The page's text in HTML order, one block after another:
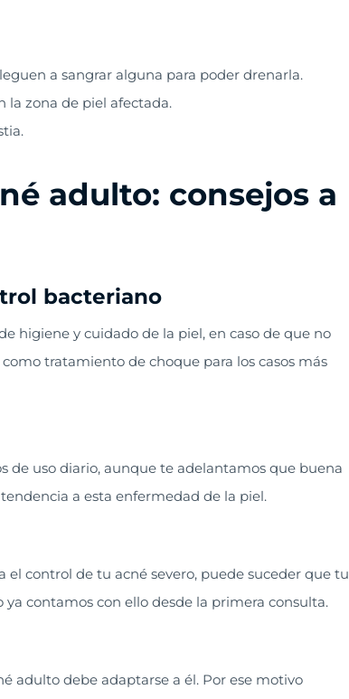
a sangrar alguna para poder drenarla.
la zona de piel afectada.
adulto: consejos a
bacteriano
higiene y cuidado de la piel, en caso de que no
tratamiento de choque para los casos más
de uso diario, aunque te adelantamos que buena
a esta enfermedad de la piel.
control de tu acné severo, puede suceder que tu
contamos con ello desde la primera consulta.
adulto debe adaptarse a él. Por ese motivo